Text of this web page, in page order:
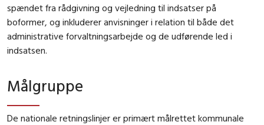
spændet fra rådgivning og vejledning til indsatser på
boformer, og inkluderer anvisninger i relation til både det
administrative forvaltningsarbejde og de udførende led i
indsatsen.
Målgruppe
De nationale retningslinjer er primært målrettet kommunale